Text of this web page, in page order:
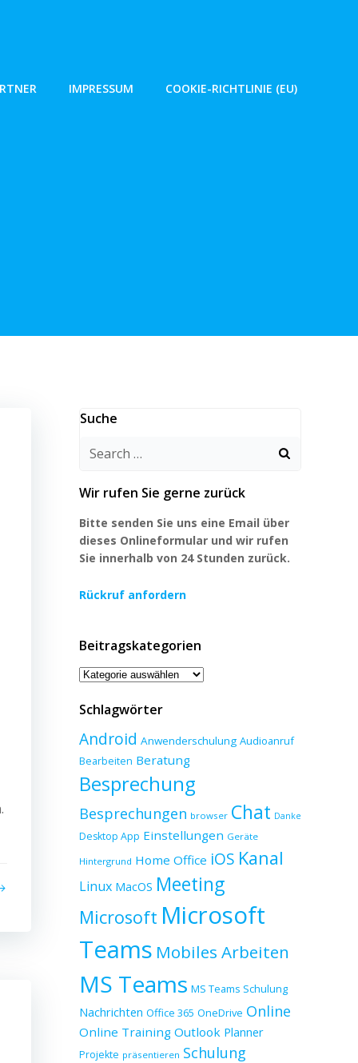
IMPRESSUM COOKIE-RICHTLINIE (EU)
Suche
Search
Wir rufen Sie gerne zurück
Bitte senden Sie uns eine Email über
dieses Onlineformular und wir rufen
Sie innerhalb von 24 Stunden zurück.
Rückruf anfordern
Beitragskategorien
Beitragskategorien
Schlagwörter
Android Anwenderschulung Audioanruf
Bearbeiten Beratung
Besprechung
Besprechungen browser Chat Danke
Desktop App Einstellungen Geräte
Hintergrund Home Office iOS Kanal
Linux MacOS Meeting
Microsoft Microsoft
Teams Mobiles Arbeiten
MS Teams MS Teams Schulung
Nachrichten Office 365 OneDrive Online
Online Training Outlook Planner
Projekte präsentieren Schulung